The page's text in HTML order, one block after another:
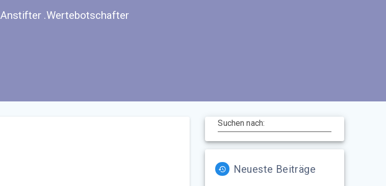
.Wertebotschafter
Suchen nach:
Neueste Beiträge